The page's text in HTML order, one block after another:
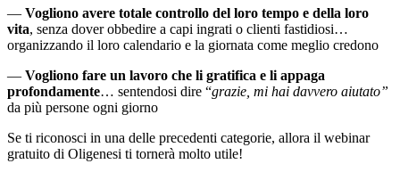
— Vogliono avere totale controllo del loro tempo e della loro
vita, senza dover obbedire a capi ingrati o clienti fastidiosi…
organizzando il loro calendario e la giornata come meglio credono
— Vogliono fare un lavoro che li gratifica e li appaga
profondamente… sentendosi dire “grazie, mi hai davvero aiutato”
da più persone ogni giorno
Se ti riconosci in una delle precedenti categorie, allora il webinar
gratuito di Oligenesi ti tornerà molto utile!